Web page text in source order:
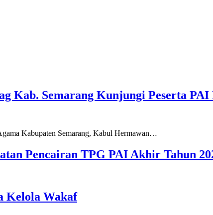
Kab. Semarang Kunjungi Peserta
Kabupaten Semarang, Kabul Hermawan…
Pencairan TPG PAI Akhir Tahun
Kelola Wakaf